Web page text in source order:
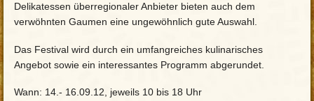
Delikatessen überregionaler Anbieter bieten auch dem
verwöhnten Gaumen eine ungewöhnlich gute Auswahl.
Das Festival wird durch ein umfangreiches kulinarisches
Angebot sowie ein interessantes Programm abgerundet.
Wann: 14.- 16.09.12, jeweils 10 bis 18 Uhr